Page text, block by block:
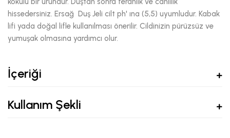
hissedersiniz. Ersağ Duş Jeli cilt ph' ına (5,5) uyumludur. Kabak
lifi yada doğal lifle kullanılması önerilir. Cildinizin pürüzsüz ve
yumuşak olmasına yardımcı olur.
İçeriği
Kullanım Şekli